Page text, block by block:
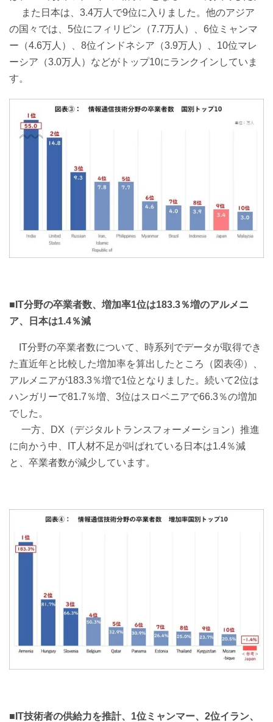
また日本は、3.4万人で9位に入りました。他のアジア
の国々では、5位にフィリピン（7.7万人）、6位ミャンマ
ー（4.6万人）、8位インドネシア（3.9万人）、10位マレ
ーシア（3.0万人）などがトップ10にランクインしていま
す。
■IT分野の卒業者数、増加率1位は183.3％増のアルメニ
ア、日本は1.4％減
IT分野の卒業者数について、時系列でデータが取得でき
た直近年と比較した増加率を算出したところ（図表④）、
アルメニアが183.3％増で1位となりました。続いて2位は
ハンガリーで81.7％増、3位はスロベニアで66.3％の増加
でした。
一方、DX（デジタルトランスフォーメーション）推進
に向かう中、IT人材不足が叫ばれている日本は1.4％減
と、卒業者数が減少しています。
■IT技術者の供給力を推計、1位ミャンマー、2位イラン、